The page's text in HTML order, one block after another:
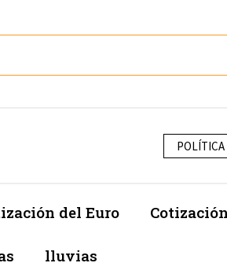
POLÍTICA
del Euro
lluvias